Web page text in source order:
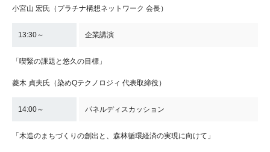
小宮山 宏氏（プラチナ構想ネットワーク 会長）
13:30～ 企業講演
「喫緊の課題と悠久の目標」
菱木 貞夫氏（染めQテクノロジィ 代表取締役）
14:00～ パネルディスカッション
「木造のまちづくりの創出と、森林循環経済の実現に向けて」